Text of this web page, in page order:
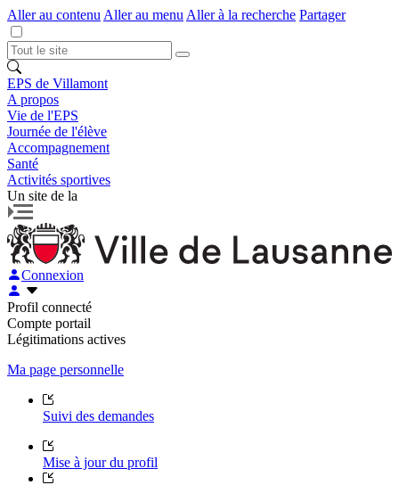
Aller au contenu Aller au menu Aller à la recherche Partager
EPS de Villamont
A propos
Vie de l'EPS
Journée de l'élève
Accompagnement
Santé
Activités sportives
Un site de la
Connexion
Profil connecté
Compte portail
Légitimations actives
Ma page personnelle
Suivi des demandes
Mise à jour du profil